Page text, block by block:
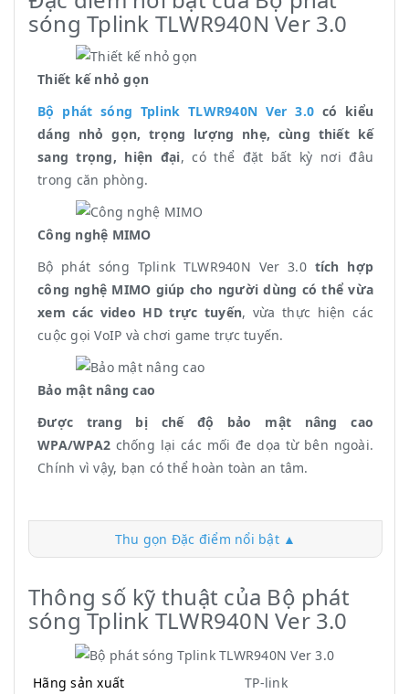
sóng Tplink TLWR940N Ver 3.0
Thiết kế nhỏ gọn
Bộ phát sóng Tplink TLWR940N Ver 3.0 có kiểu
dáng nhỏ gọn, trọng lượng nhẹ, cùng thiết kế
sang trọng, hiện đại, có thể đặt bất kỳ nơi đâu
trong căn phòng.
Công nghệ MIMO
Bộ phát sóng Tplink TLWR940N Ver 3.0 tích hợp
công nghệ MIMO giúp cho người dùng có thể vừa
xem các video HD trực tuyến, vừa thực hiện các
cuộc gọi VoIP và chơi game trực tuyến.
Bảo mật nâng cao
Được trang bị chế độ bảo mật nâng cao
WPA/WPA2 chống lại các mối đe dọa từ bên ngoài.
Chính vì vậy, bạn có thể hoàn toàn an tâm.
Thu gọn Đặc điểm nổi bật ▲
Thông số kỹ thuật của Bộ phát
sóng Tplink TLWR940N Ver 3.0
Hãng sản xuất
TP-link